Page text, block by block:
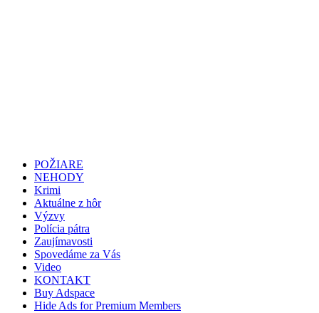
POŽIARE
NEHODY
Krimi
Aktuálne z hôr
Výzvy
Polícia pátra
Zaujímavosti
Spovedáme za Vás
Video
KONTAKT
Buy Adspace
Hide Ads for Premium Members